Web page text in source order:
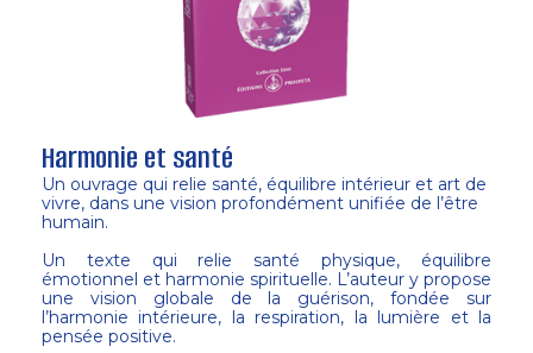
Harmonie et santé
Un ouvrage qui relie santé, équilibre intérieur et art de
vivre, dans une vision profondément unifiée de l’être
humain.
Un texte qui relie santé physique, équilibre
émotionnel et harmonie spirituelle. L’auteur y propose
une vision globale de la guérison, fondée sur
l’harmonie intérieure, la respiration, la lumière et la
pensée positive.